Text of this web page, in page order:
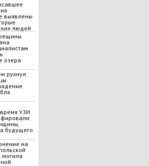
выявлены
людей
озера
рухнул
УЗИ
будущего
на
могила